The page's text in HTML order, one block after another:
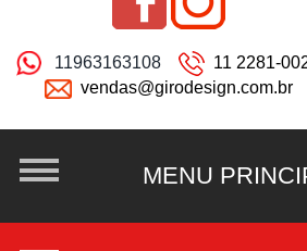
11963163108
11 2281-
vendas@girodesign.com.br